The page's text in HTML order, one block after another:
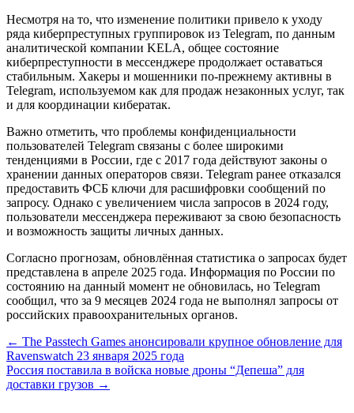
Несмотря на то, что изменение политики привело к уходу
ряда киберпреступных группировок из Telegram, по данным
аналитической компании KELA, общее состояние
киберпреступности в мессенджере продолжает оставаться
стабильным. Хакеры и мошенники по-прежнему активны в
Telegram, используемом как для продаж незаконных услуг, так
и для координации кибератак.
Важно отметить, что проблемы конфиденциальности
пользователей Telegram связаны с более широкими
тенденциями в России, где с 2017 года действуют законы о
хранении данных операторов связи. Telegram ранее отказался
предоставить ФСБ ключи для расшифровки сообщений по
запросу. Однако с увеличением числа запросов в 2024 году,
пользователи мессенджера переживают за свою безопасность
и возможность защиты личных данных.
Согласно прогнозам, обновлённая статистика о запросах будет
представлена в апреле 2025 года. Информация по России по
состоянию на данный момент не обновилась, но Telegram
сообщил, что за 9 месяцев 2024 года не выполнял запросы от
российских правоохранительных органов.
Навигация
по
записям
← The Passtech Games анонсировали крупное обновление для
Ravenswatch 23 января 2025 года
Россия поставила в войска новые дроны “Депеша” для
доставки грузов →